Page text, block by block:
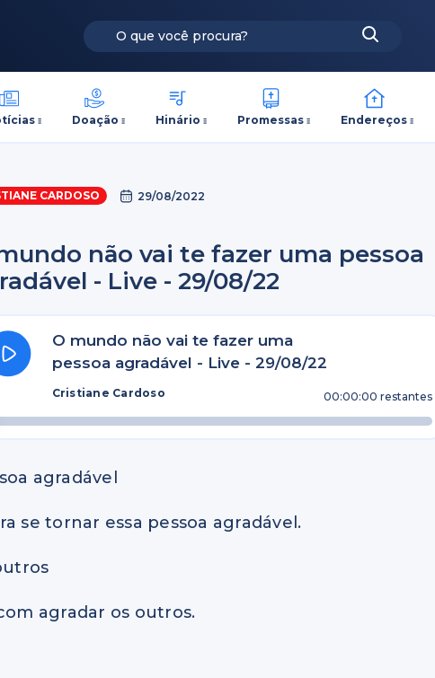
Doação Hinário Promessas Endereços
CARDOSO 29/08/2022
não vai te fazer uma pessoa
- Live - 29/08/22
O mundo não vai te fazer uma
pessoa agradável - Live - 29/08/22
Cristiane Cardoso 00:00:00 restantes
agradável
se tornar essa pessoa agradável.
agradar os outros.